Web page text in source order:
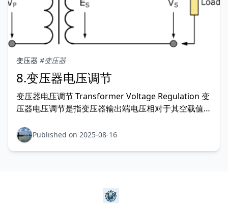
变压器 #变压器
8.变压器电压调节
变压器电压调节 Transformer Voltage Regulation 变
压器电压调节是指变压器输出端电压相对于其空载值，
值。 什么是变压器调压？ What is Transformer
Regulation?
Published on 2025-08-16